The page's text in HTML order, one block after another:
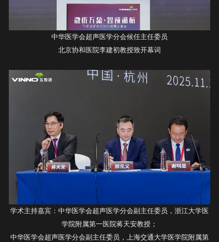
中华医学会超声医学分会候任主任委员
北京协和医院李建初教授致开幕词
学术主持嘉宾：中华医学会超声医学分会副主任委员，浙江大学医
学院附属第一医院蒋天安教授；
中华医学会超声医学分会副主任委员，上海交通大学医学院附属第